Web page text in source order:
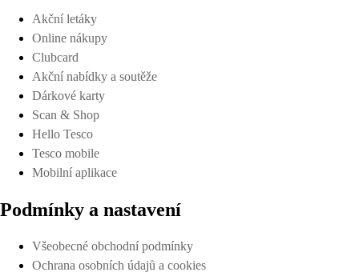
Akční letáky
Online nákupy
Clubcard
Akční nabídky a soutěže
Dárkové karty
Scan & Shop
Hello Tesco
Tesco mobile
Mobilní aplikace
Podmínky a nastavení
Všeobecné obchodní podmínky
Ochrana osobních údajů a cookies